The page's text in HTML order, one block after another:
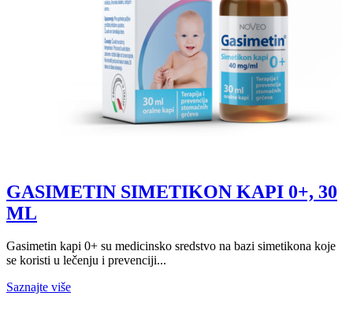
GASIMETIN SIMETIKON KAPI 0+, 30
ML
Gasimetin kapi 0+ su medicinsko sredstvo na bazi simetikona koje
se koristi u lečenju i prevenciji...
Saznajte više